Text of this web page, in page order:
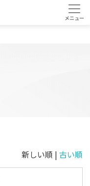
新しい順 | 古い順